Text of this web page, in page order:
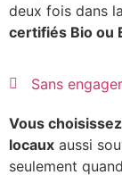
deux fois dans
certifiés Bio ou
Sans
Vous
locaux aussi
seulement